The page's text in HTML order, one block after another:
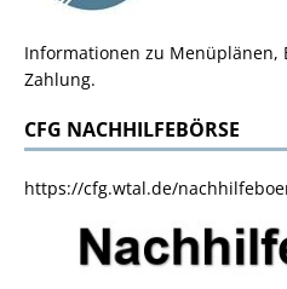
Informationen zu Menüplänen,
Zahlung.
CFG NACHHILFEBÖRSE
https://cfg.wtal.de/